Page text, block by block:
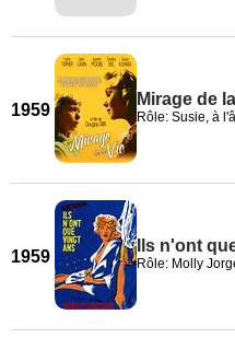
1959
Mirage de
Rôle: Susie, à
1959
Ils n'ont
Rôle: Molly